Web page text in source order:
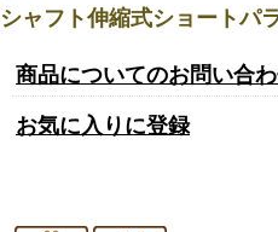
シャフト伸縮式ショートパ
商品についてのお問い合
お気に入りに登録